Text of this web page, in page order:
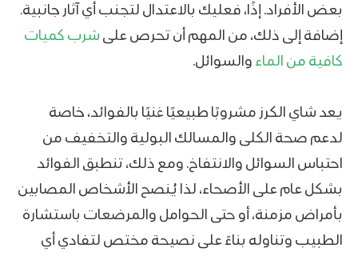
بعض الأفراد. إذًا، فعليك بالاعتدال لتجنب أي آثار جانبية.
إضافة إلى ذلك، من المهم أن تحرص على شرب كميات
كافية من الماء والسوائل.
يعد شاي الكرز مشروبًا طبيعيًا غنيًا بالفوائد، خاصة
لدعم صحة الكلى والمسالك البولية والتخفيف من
احتباس السوائل والانتفاخ. ومع ذلك، تنطبق الفوائد
بشكل عام على الأصحاء، لذا يُنصح الأشخاص المصابين
بأمراض مزمنة، أو حتى الحوامل والمرضعات باستشارة
الطبيب وتناوله بناءً على نصيحة مختص لتفادي أي